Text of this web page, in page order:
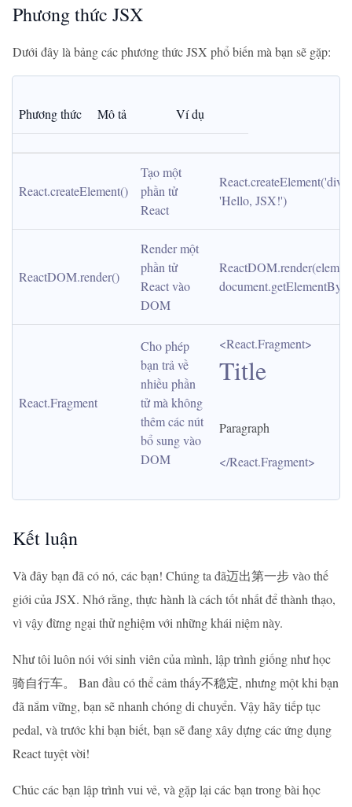
Phương thức JSX
Dưới đây là bảng các phương thức JSX phổ biến mà bạn sẽ gặp:
Phương thức Mô tả Ví dụ
React.createElement()
Tạo một
phần tử
React
'Hello, JSX!')
ReactDOM.render()
Render một
phần tử
React vào
DOM
React.Fragment
Cho phép
bạn trả về
nhiều phần
tử mà không
thêm các nút
bổ sung vào
DOM
<React.Fragment>
Title
Paragraph
</React.Fragment>
Kết luận
Và đây bạn đã có nó, các bạn! Chúng ta đã迈出第一步 vào thế
giới của JSX. Nhớ rằng, thực hành là cách tốt nhất để thành thạo,
vì vậy đừng ngại thử nghiệm với những khái niệm này.
Như tôi luôn nói với sinh viên của mình, lập trình giống như học
骑自行车。 Ban đầu có thể cảm thấy不稳定, nhưng một khi bạn
đã nắm vững, bạn sẽ nhanh chóng di chuyển. Vậy hãy tiếp tục
pedal, và trước khi bạn biết, bạn sẽ đang xây dựng các ứng dụng
React tuyệt vời!
Chúc các bạn lập trình vui vẻ, và gặp lại các bạn trong bài học